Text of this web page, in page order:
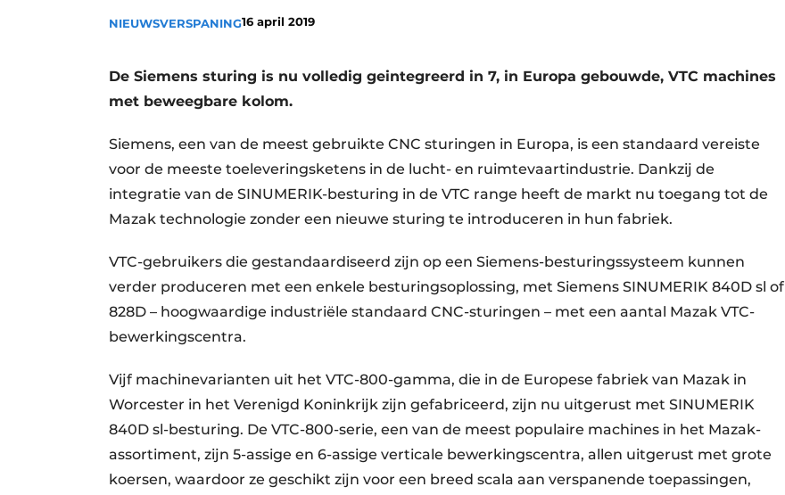
NIEUWSVERSPANING16 april 2019
De Siemens sturing is nu volledig geintegreerd in 7, in Europa gebouwde, VTC machines
met beweegbare kolom.
Siemens, een van de meest gebruikte CNC sturingen in Europa, is een standaard vereiste
voor de meeste toeleveringsketens in de lucht- en ruimtevaartindustrie. Dankzij de
integratie van de SINUMERIK-besturing in de VTC range heeft de markt nu toegang tot de
Mazak technologie zonder een nieuwe sturing te introduceren in hun fabriek.
VTC-gebruikers die gestandaardiseerd zijn op een Siemens-besturingssysteem kunnen
verder produceren met een enkele besturingsoplossing, met Siemens SINUMERIK 840D sl of
828D – hoogwaardige industriële standaard CNC-sturingen – met een aantal Mazak VTC-
bewerkingscentra.
Vijf machinevarianten uit het VTC-800-gamma, die in de Europese fabriek van Mazak in
Worcester in het Verenigd Koninkrijk zijn gefabriceerd, zijn nu uitgerust met SINUMERIK
840D sl-besturing. De VTC-800-serie, een van de meest populaire machines in het Mazak-
assortiment, zijn 5-assige en 6-assige verticale bewerkingscentra, allen uitgerust met grote
koersen, waardoor ze geschikt zijn voor een breed scala aan verspanende toepassingen,